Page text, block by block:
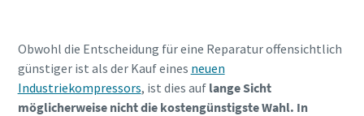
Obwohl die Entscheidung für eine Reparatur offensichtlich
günstiger ist als der Kauf eines neuen
Industriekompressors, ist dies auf lange Sicht
möglicherweise nicht die kostengünstigste Wahl. In